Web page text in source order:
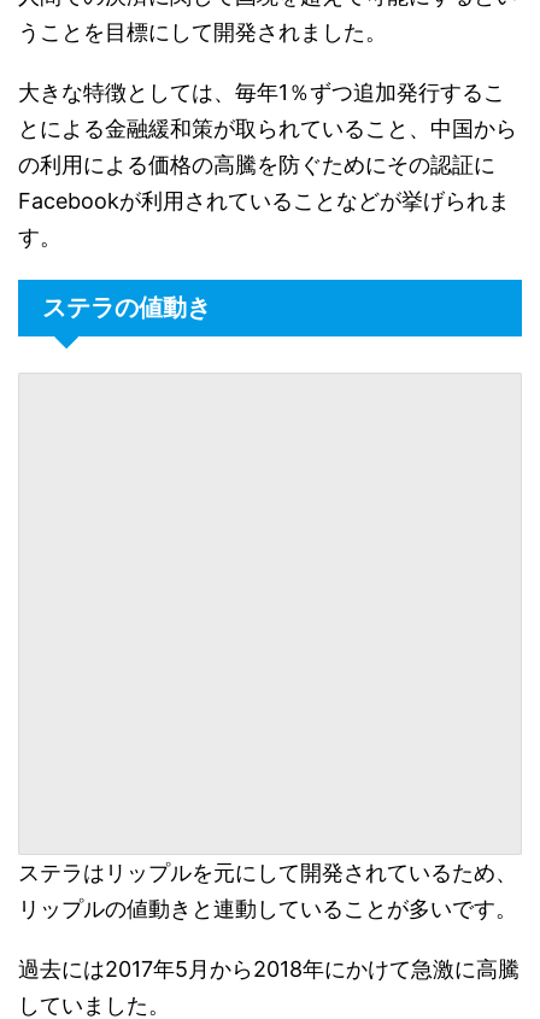
うことを目標にして開発されました。
大きな特徴としては、毎年1 ％ずつ追加発行するこ
とによる金融緩和策が取られていること、中国から
の利用による価格の高騰を防ぐためにその認証に
Facebookが利用されていることなどが挙げられま
す。
ステラの値動き
ステラはリップルを元にして開発されているため、
リップルの値動きと連動していることが多いです。
過去には2017年5 月から2018年にかけて急激に高騰
していました。